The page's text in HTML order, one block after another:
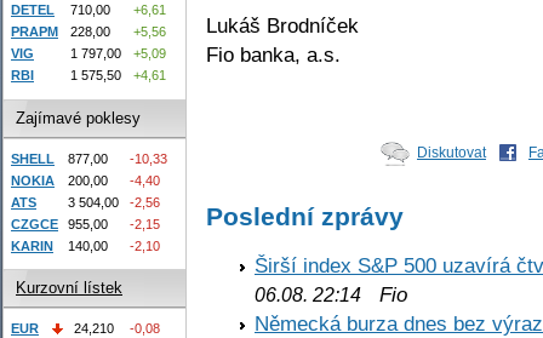
Lukáš Brodníček
Fio banka, a.s.
Diskutovat
Poslední zprávy
Širší index S&P 500 uzavírá
06.08. 22:14 Fio
Německá burza dnes bez
DETEL
710,00
+6,61
PRAPM
228,00
+5,56
VIG
1 797,00
+5,09
RBI
1 575,50 +4,61
Zajímavé poklesy
SHELL 877,00
-10,33
NOKIA
200,00
-4,40
ATS
3 504,00
-2,56
CZGCE
955,00
-2,15
KARIN
140,00 -2,10
Kurzovní lístek
EUR 24,210
-0,08